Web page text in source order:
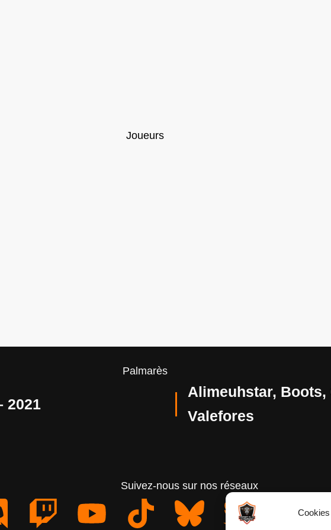
Joueurs
Palmarès
2021
Alimeuhstar,
Valefores
Suivez-nous sur nos réseaux